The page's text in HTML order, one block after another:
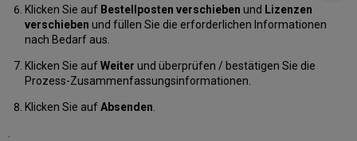
Klicken Sie auf Bestellposten verschieben und Lizenzen
verschieben und füllen Sie die erforderlichen Informationen
nach Bedarf aus.
Klicken Sie aufWeiter und überprüfen / bestätigen Sie die
Prozess-Zusammenfassungsinformationen.
Klicken Sie aufAbsenden
.